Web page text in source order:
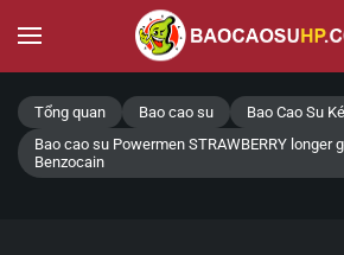
Skip to main content
Tổng quan Bao cao su
Bao Cao Su
Bao cao su Powermen STRAWBERRY longer
Benzocain